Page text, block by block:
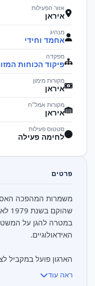
אזור הפעילות
איראן
מנהיג
אחמד וחידי
מפקדה
פיקוד הכוחות
מקורות מימון
איראן
מקורות אמל"ח
איראן
סטטוס פעילות
לחימה פעילה
פרטים
משמרות המהפכה
במטרה להגן על
הארגון פועל במקביל
ראה עוד